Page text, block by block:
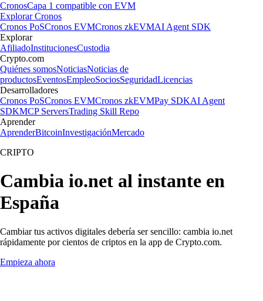
CronosCapa 1 compatible con EVM
Explorar Cronos
Cronos PoSCronos EVMCronos zkEVMAI Agent SDK
Explorar
AfiliadoInstitucionesCustodia
Crypto.com
Quiénes somosNoticiasNoticias de
productosEventosEmpleoSociosSeguridadLicencias
Desarrolladores
Cronos PoSCronos EVMCronos zkEVMPay SDKAI Agent
SDKMCP ServersTrading Skill Repo
Aprender
AprenderBitcoinInvestigaciónMercado
CRIPTO
Cambia io.net al instante en
España
Cambiar tus activos digitales debería ser sencillo: cambia io.net
rápidamente por cientos de criptos en la app de Crypto.com.
Empieza ahora